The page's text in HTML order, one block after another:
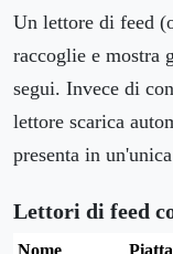
Un lettore di feed
raccoglie e mostra
segui. Invece di
lettore scarica
presenta in
Lettori di feed
Nome